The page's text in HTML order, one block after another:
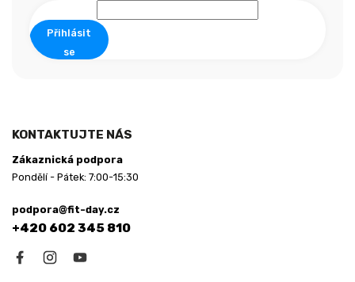
Přihlásit
se
KONTAKTUJTE NÁS
Zákaznická podpora
Pondělí - Pátek: 7:00-15:30
podpora@fit-day.cz
+420 602 345 810